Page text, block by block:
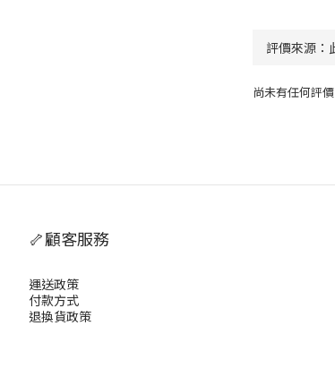
尚未有任何評價
🦴顧客服務
運送政策
付款方式
退換貨政策